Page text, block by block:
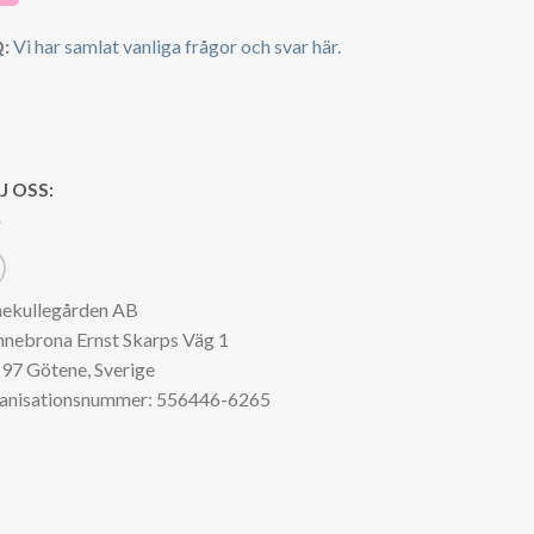
Vi har samlat vanliga frågor och svar här.
OSS:
AB
Ernst Skarps Väg 1
Götene, Sverige
556446-6265